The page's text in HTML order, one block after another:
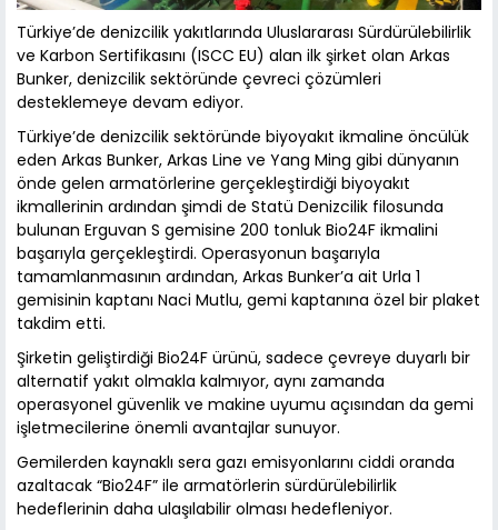
Türkiye’de denizcilik yakıtlarında Uluslararası Sürdürülebilirlik
ve Karbon Sertifikasını (ISCC EU) alan ilk şirket olan Arkas
Bunker, denizcilik sektöründe çevreci çözümleri
desteklemeye devam ediyor.
Türkiye’de denizcilik sektöründe biyoyakıt ikmaline öncülük
eden Arkas Bunker, Arkas Line ve Yang Ming gibi dünyanın
önde gelen armatörlerine gerçekleştirdiği biyoyakıt
ikmallerinin ardından şimdi de Statü Denizcilik filosunda
bulunan Erguvan S gemisine 200 tonluk Bio24F ikmalini
başarıyla gerçekleştirdi. Operasyonun başarıyla
tamamlanmasının ardından, Arkas Bunker’a ait Urla 1
gemisinin kaptanı Naci Mutlu, gemi kaptanına özel bir plaket
takdim etti.
Şirketin geliştirdiği Bio24F ürünü, sadece çevreye duyarlı bir
alternatif yakıt olmakla kalmıyor, aynı zamanda
operasyonel güvenlik ve makine uyumu açısından da gemi
işletmecilerine önemli avantajlar sunuyor.
Gemilerden kaynaklı sera gazı emisyonlarını ciddi oranda
azaltacak “Bio24F” ile armatörlerin sürdürülebilirlik
hedeflerinin daha ulaşılabilir olması hedefleniyor.